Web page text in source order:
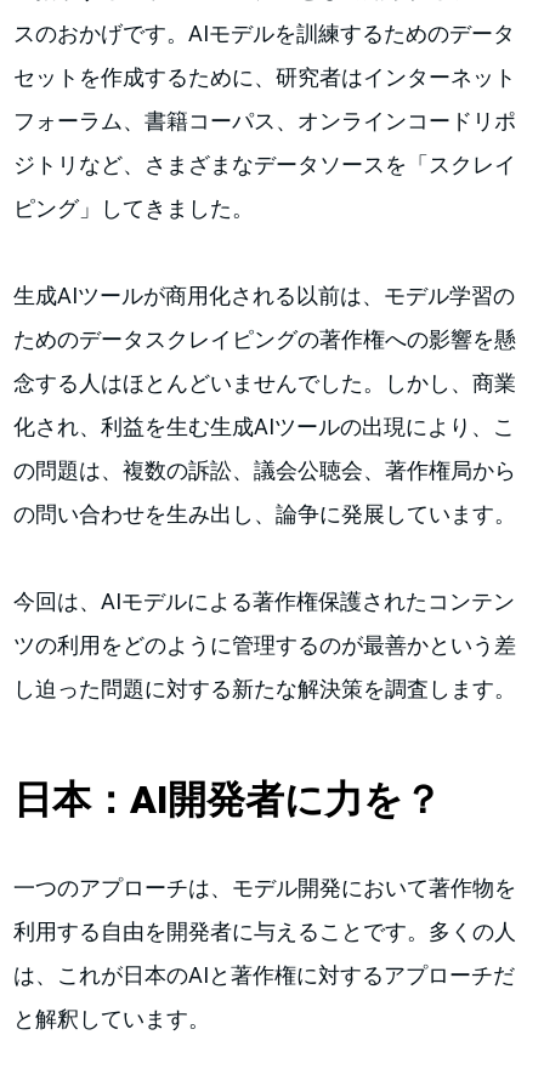
スのおかげです。AIモデルを訓練するためのデータ
セットを作成するために、研究者はインターネット
フォーラム、書籍コーパス、オンラインコードリポ
ジトリなど、さまざまなデータソースを「スクレイ
ピング」してきました。
生成AIツールが商用化される以前は、モデル学習の
ためのデータスクレイピングの著作権への影響を懸
念する人はほとんどいませんでした。しかし、商業
化され、利益を生む生成AIツールの出現により、こ
の問題は、複数の訴訟、議会公聴会、著作権局から
の問い合わせを生み出し、論争に発展しています。
今回は、AIモデルによる著作権保護されたコンテン
ツの利用をどのように管理するのが最善かという差
し迫った問題に対する新たな解決策を調査します。
日本：AI開発者に力を？
一つのアプローチは、モデル開発において著作物を
利用する自由を開発者に与えることです。多くの人
は、これが日本のAIと著作権に対するアプローチだ
と解釈しています。